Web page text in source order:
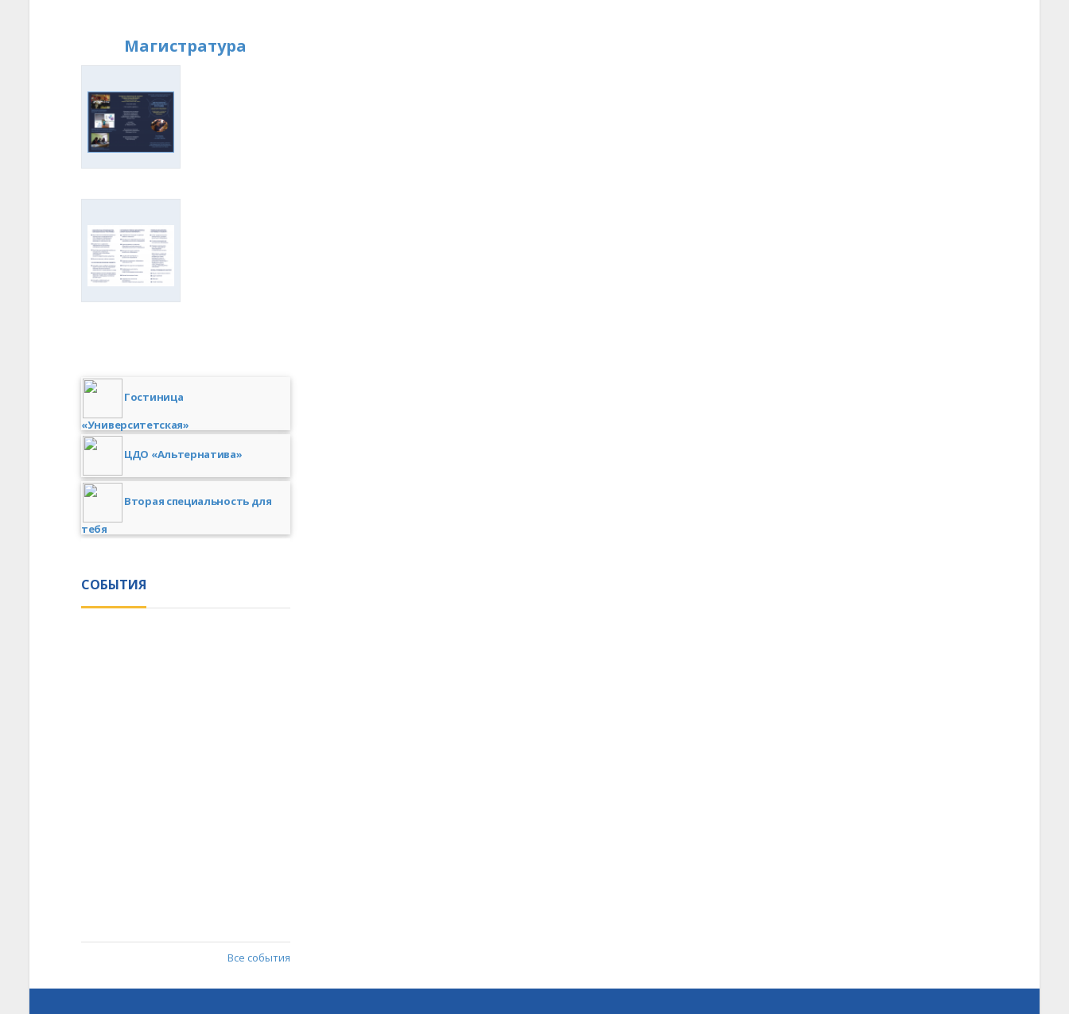
Магистратура
Гостиница
«Университетская»
ЦДО «Альтернатива»
Вторая специальность для
тебя
СОБЫТИЯ
Все события